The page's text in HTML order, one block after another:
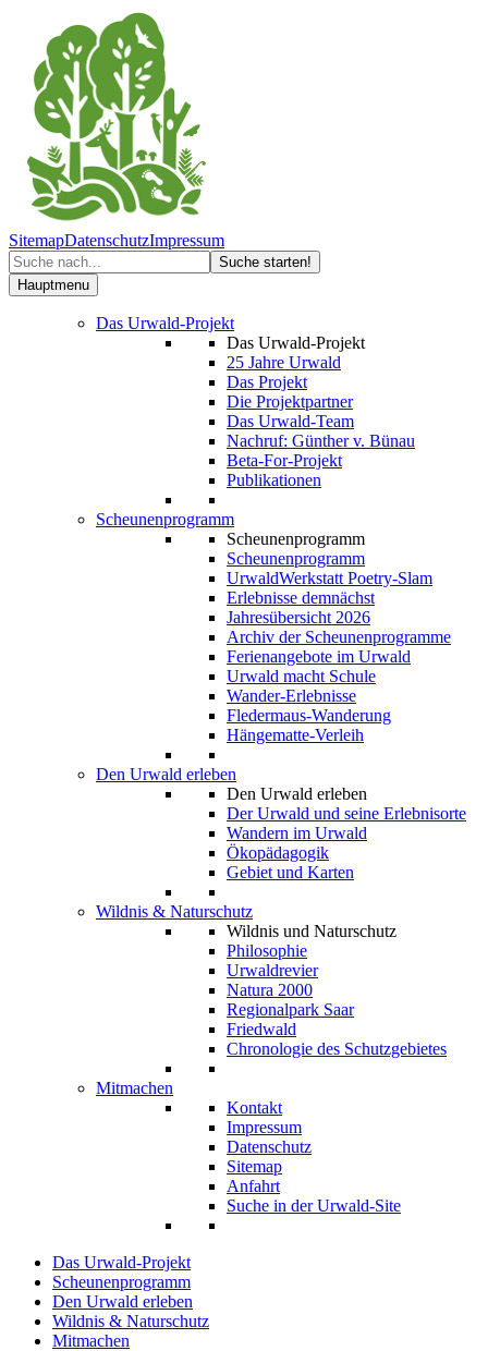
SitemapDatenschutzImpressum
Hauptmenu
Das Urwald-Projekt
Das Urwald-Projekt
25 Jahre Urwald
Das Projekt
Die Projektpartner
Das Urwald-Team
Nachruf: Günther v. Bünau
Beta-For-Projekt
Publikationen
Scheunenprogramm
Scheunenprogramm
Scheunenprogramm
UrwaldWerkstatt Poetry-Slam
Erlebnisse demnächst
Jahresübersicht 2026
Archiv der Scheunenprogramme
Ferienangebote im Urwald
Urwald macht Schule
Wander-Erlebnisse
Fledermaus-Wanderung
Hängematte-Verleih
Den Urwald erleben
Den Urwald erleben
Der Urwald und seine Erlebnisorte
Wandern im Urwald
Ökopädagogik
Gebiet und Karten
Wildnis & Naturschutz
Wildnis und Naturschutz
Philosophie
Urwaldrevier
Natura 2000
Regionalpark Saar
Friedwald
Chronologie des Schutzgebietes
Mitmachen
Kontakt
Impressum
Datenschutz
Sitemap
Anfahrt
Suche in der Urwald-Site
Das Urwald-Projekt
Scheunenprogramm
Den Urwald erleben
Wildnis & Naturschutz
Mitmachen